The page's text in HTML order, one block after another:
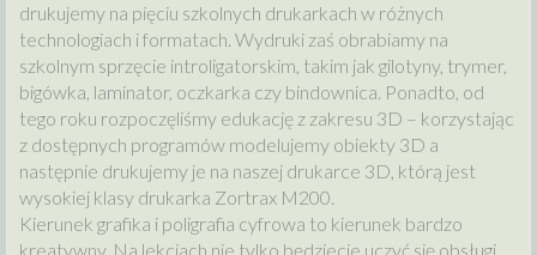
drukujemy na pięciu szkolnych drukarkach w różnych
technologiach i formatach. Wydruki zaś obrabiamy na
szkolnym sprzęcie introligatorskim, takim jak gilotyny, trymer,
bigówka, laminator, oczkarka czy bindownica. Ponadto, od
tego roku rozpoczęliśmy edukację z zakresu 3D – korzystając
z dostępnych programów modelujemy obiekty 3D a
następnie drukujemy je na naszej drukarce 3D, którą jest
wysokiej klasy drukarka Zortrax M200.
Kierunek grafika i poligrafia cyfrowa to kierunek bardzo
kreatywny. Na lekcjach nie tylko będziecie uczyć się obsługi